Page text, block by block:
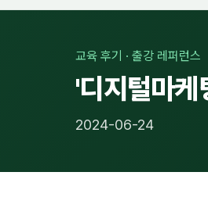
교육 후기 · 출강 레퍼런스
'디지털마
2024-06-24